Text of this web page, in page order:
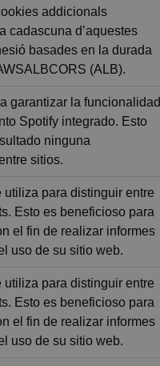
addicionals
cadascuna d’aquestes
basades en la durada
(ALB).
garantizar la funcionalidad
Spotify integrado. Esto
ninguna
sitios.
utiliza para distinguir entre
Esto es beneficioso para
el fin de realizar informes
uso de su sitio web.
utiliza para distinguir entre
Esto es beneficioso para
el fin de realizar informes
uso de su sitio web.